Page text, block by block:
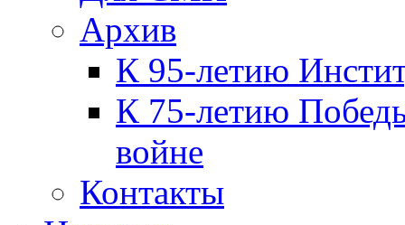
Архив
К 95-летию
К 75-летию
войне
Контакты